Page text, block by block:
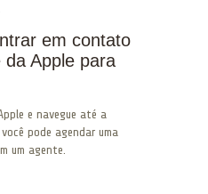
em contato
Apple para
e navegue até a
pode agendar uma
um agente.